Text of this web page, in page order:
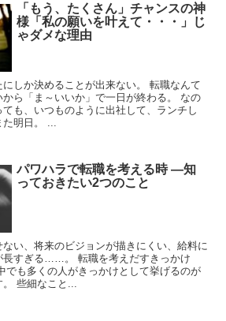
「もう、たくさん」チャンスの神
様「私の願いを叶えて・・・」じ
ゃダメな理由
しか決めることが出来ない。 転職なんて
ら「ま～いいか」で一日が終わる。 なの
も、いつものように出社して、ランチし
明日。 ...
パワハラで転職を考える時 ―知
っておきたい2つのこと
い、将来のビジョンが描きにくい、給料に
長すぎる……。 転職を考えだすきっかけ
でも多くの人がきっかけとして挙げるのが
。 些細なこと...